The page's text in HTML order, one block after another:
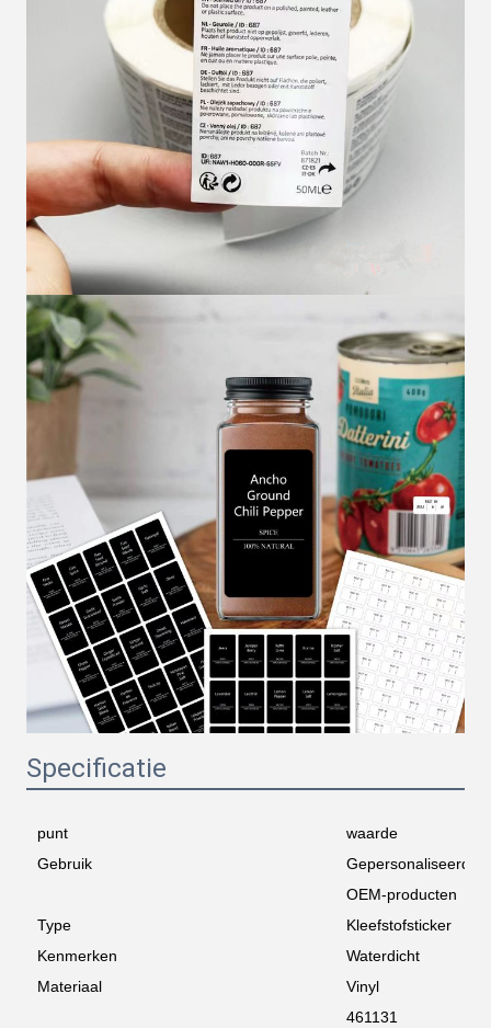
Laat een bericht achter
We bellen je snel terug!
VERZENDEN
Specificatie
punt
waarde
Gebruik
Gepersonaliseerde
OEM-producten
Type
Kleefstofsticker
Kenmerken
Waterdicht
Materiaal
Vinyl
461131